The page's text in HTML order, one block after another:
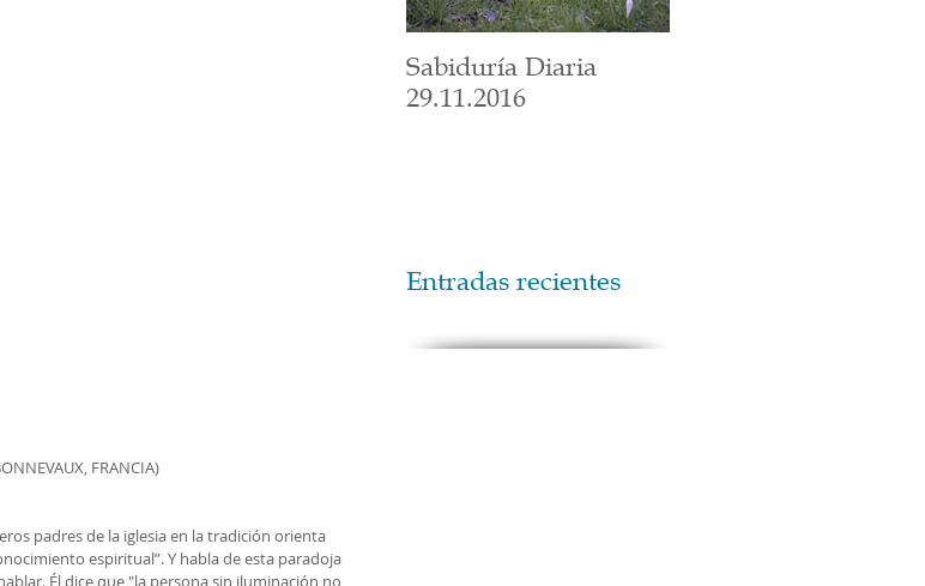
FRANCIA)
padres de la iglesia en la tradición orienta
espiritual”. Y habla de esta paradoja
Él dice que "la persona sin iluminación no
Sabiduría Diaria
29.11.2016
Entradas recientes